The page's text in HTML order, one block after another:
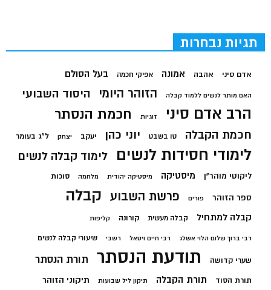
תגיות נבחרות
אדם סיני אהבה אמונה אפיקי חכמה בעל הסולם
האם מותר לנשים ללמוד קבלה הזוהר היומי היסוד השבועי
הרב אדם סיני זוגיות חכמת הנסתר
חכמת הקבלה טו בשבט יוני כהן יעקב יצחק ל"ג בעומר
לימודי חסידות לנשים לימוד קבלה לנשים
ליקוטי מוהר"ן מיסטיקה מיסטיקה יהודית מלחמה סוכות
ספר הזוהר פורים פרשת השבוע קבלה
קבלה למתחיל קבלה מעשית קורונה קליפות
רבי ברוך שלום הלוי אשלג רבי חיים ויטאל רשבי שיעורי קבלה לנשים
שערי קדושה תודעת הנסתר תורת הנסתר
תורת הסוד תורת הקבלה תיקון ליל שבועות תיקוני הזוהר